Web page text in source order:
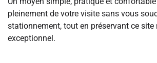
pleinement de votre visite sans vous
stationnement, tout en préservant ce site
exceptionnel.